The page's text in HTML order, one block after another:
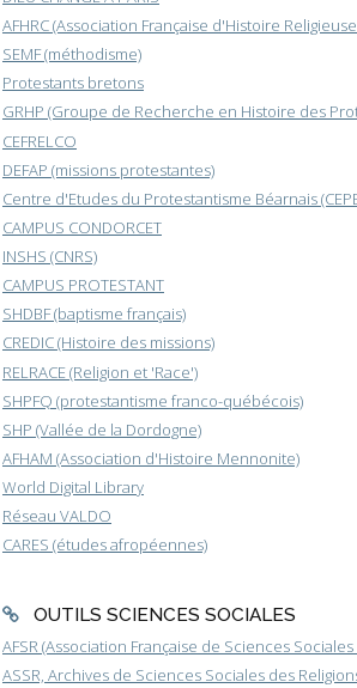
AFHRC (Association Française d'Histoire
SEMF (méthodisme)
Protestants bretons
GRHP (Groupe de Recherche en Histoire des
CEFRELCO
DEFAP (missions protestantes)
Centre d'Etudes du Protestantisme Béarnais
CAMPUS CONDORCET
INSHS (CNRS)
CAMPUS PROTESTANT
SHDBF (baptisme français)
CREDIC (Histoire des missions)
RELRACE (Religion et 'Race')
SHPFQ (protestantisme franco-québécois)
SHP (Vallée de la Dordogne)
AFHAM (Association d'Histoire Mennonite)
World Digital Library
Réseau VALDO
CARES (études afropéennes)
OUTILS SCIENCES SOCIALES
AFSR (Association Française de Sciences
ASSR, Archives de Sciences Sociales des